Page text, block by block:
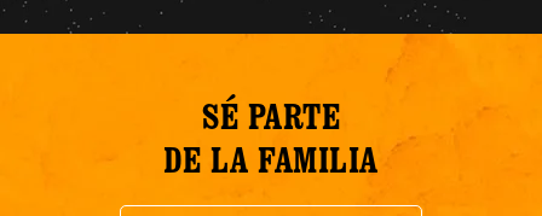
SÉ PARTE
DE LA FAMILIA